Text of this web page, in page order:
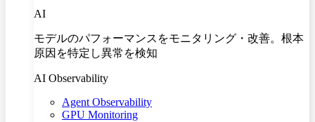
AI
モデルのパフォーマンスをモニタリング・改善。根本
原因を特定し異常を検知
AI Observability
Agent Observability
GPU Monitoring